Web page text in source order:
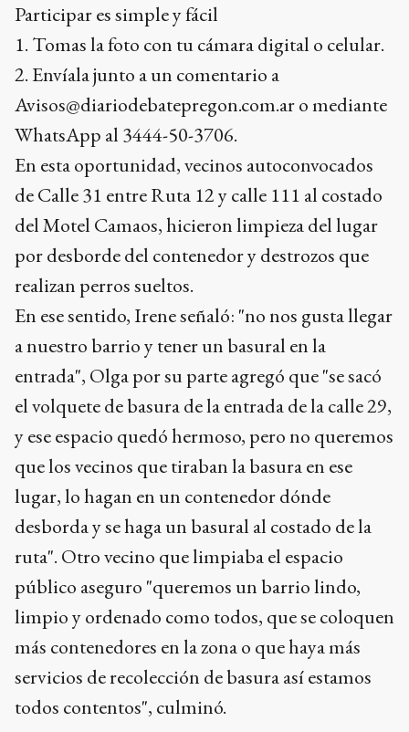
Participar es simple y fácil
1. Tomas la foto con tu cámara digital o celular.
2. Envíala junto a un comentario a
Avisos@diariodebatepregon.com.ar o mediante
WhatsApp al 3444-50-3706.
En esta oportunidad, vecinos autoconvocados
de Calle 31 entre Ruta 12 y calle 111 al costado
del Motel Camaos, hicieron limpieza del lugar
por desborde del contenedor y destrozos que
realizan perros sueltos.
En ese sentido, Irene señaló: "no nos gusta llegar
a nuestro barrio y tener un basural en la
entrada", Olga por su parte agregó que "se sacó
el volquete de basura de la entrada de la calle 29,
y ese espacio quedó hermoso, pero no queremos
que los vecinos que tiraban la basura en ese
lugar, lo hagan en un contenedor dónde
desborda y se haga un basural al costado de la
ruta". Otro vecino que limpiaba el espacio
público aseguro "queremos un barrio lindo,
limpio y ordenado como todos, que se coloquen
más contenedores en la zona o que haya más
servicios de recolección de basura así estamos
todos contentos", culminó.